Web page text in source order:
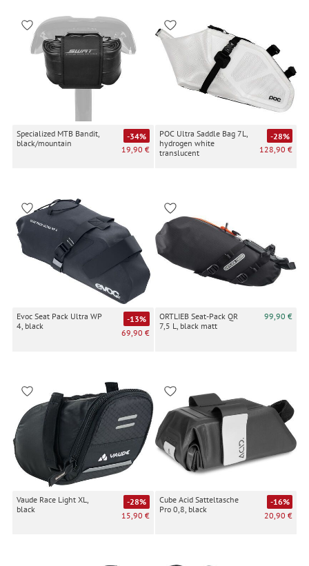
Specialized MTB Bandit,
black/mountain
-34%
19,90 €
POC Ultra Saddle Bag 7L,
hydrogen white
translucent
-28%
128,90 €
Evoc Seat Pack Ultra WP
4, black
-13%
69,90 €
ORTLIEB Seat-Pack QR
7,5 L, black matt
99,90 €
Vaude Race Light XL,
black
-28%
15,90 €
Cube Acid Satteltasche
Pro 0,8, black
-16%
20,90 €